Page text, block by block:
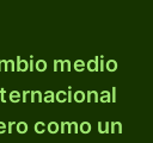
medio
como un